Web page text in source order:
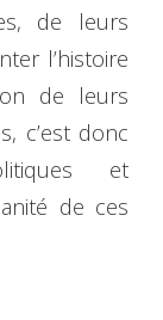
de leurs
l’histoire
de leurs
c’est donc
et
de ces